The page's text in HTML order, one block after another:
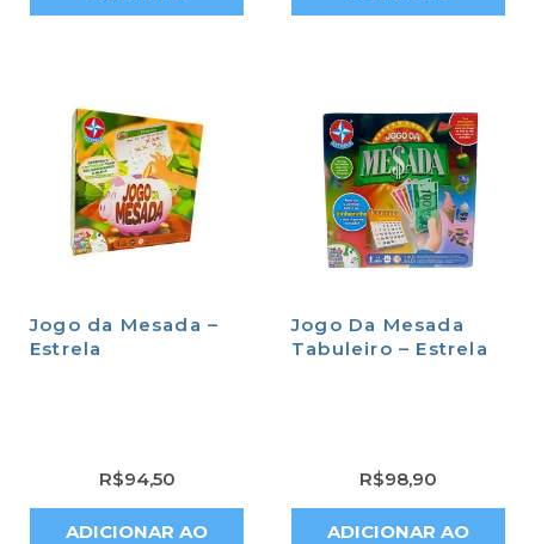
Jogo da Mesada –
Estrela
R$94,50
ADICIONAR AO
Jogo Da Mesada
Tabuleiro – Estrela
R$98,90
ADICIONAR AO